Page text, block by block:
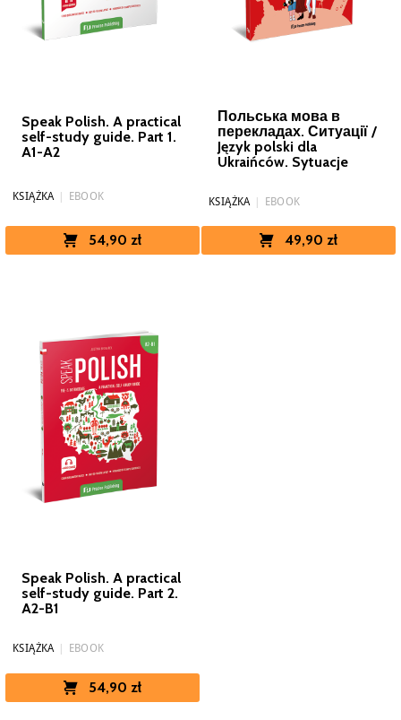
Speak Polish. A practical
self-study guide. Part 1.
A1-A2
KSIĄŻKA EBOOK
54,90 zł
Польська мова в
перекладах. Ситуації /
Język polski dla
Ukraińców. Sytuacje
KSIĄŻKA | EBOOK
49,90 zł
Speak Polish. A practical
self-study guide. Part 2.
A2-B1
KSIĄŻKA EBOOK
54,90 zł